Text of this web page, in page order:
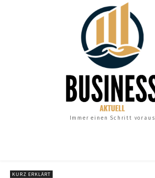
Immer einen Schritt voraus
KURZ ERKLÄRT